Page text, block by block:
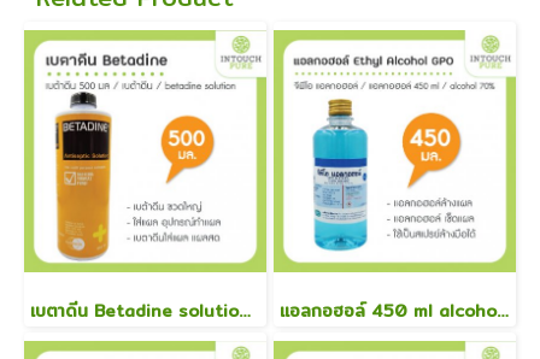
เบตาดีน Betadine solution 500 มล. แอลกอฮอล์ 450 ml alcohol 70% gpo จีพีโอ